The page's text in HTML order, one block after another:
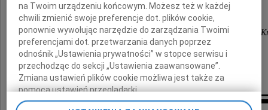
członkowie Koła Naukowego Studentów
Instytutu Politologii Uniwersytetu Pedagogicznego w
na Twoim urządzeniu końcowym. Możesz też w każdej
chwili zmienić swoje preferencje dot. plików cookie,
ponownie wywołując narzędzie do zarządzania Twoimi
preferencjami dot. przetwarzania danych poprzez
odnośnik „Ustawienia prywatności” w stopce serwisu i
przechodząc do sekcji „Ustawienia zaawansowane”.
Zmiana ustawień plików cookie możliwa jest także za
pomocą ustawień przeglądarki.